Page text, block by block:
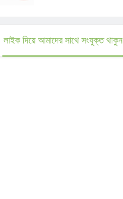
লাইক দিয়ে আমাদের সাথে সংযুক্ত থাকুন